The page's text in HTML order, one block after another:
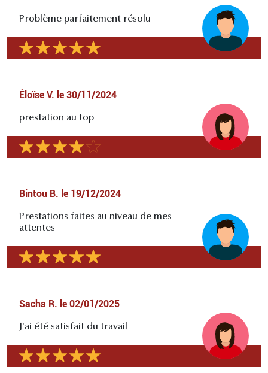
Problème parfaitement résolu
Éloïse V. le 30/11/2024
prestation au top
Bintou B. le 19/12/2024
Prestations faites au niveau de mes
attentes
Sacha R. le 02/01/2025
J'ai été satisfait du travail